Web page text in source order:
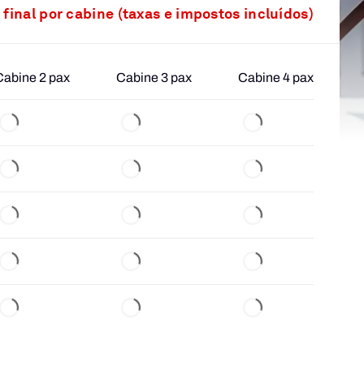
final por cabine (taxas e impostos incluídos)
2 pax Cabine 3 pax Cabine 4 pax